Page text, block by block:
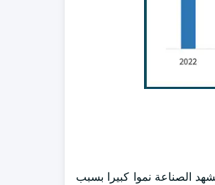
يتجاوز سوق الغلايات التجارية في جنوب المحيط الأطلسي 750 مليون دولار أمريكي بحلول عام 2032. تشهد الصناعة نموا كبيرا بسبب